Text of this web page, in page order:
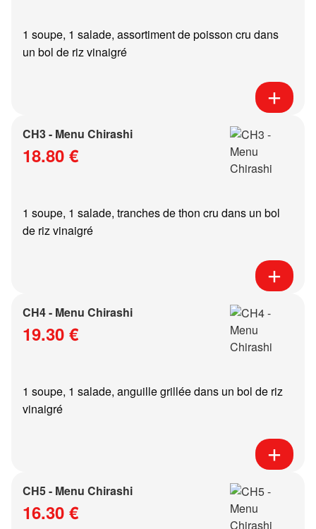
1 soupe, 1 salade, assortiment de poisson cru dans
un bol de riz vinaigré
CH3 - Menu Chirashi
18.80 €
1 soupe, 1 salade, tranches de thon cru dans un bol
de riz vinaigré
CH4 - Menu Chirashi
19.30 €
1 soupe, 1 salade, anguille grillée dans un bol de riz
vinaigré
CH5 - Menu Chirashi
16.30 €